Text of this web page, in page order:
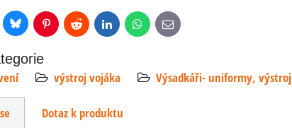
BlueskyPinterestReddit LinkedInWhatsApp
E-
mail
výstroj vojáka Výsadkáři- uniformy, výstroj
Dotaz k produktu